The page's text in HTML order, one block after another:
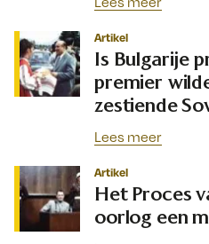
Artikel
Is Bulgarije
premier
zestiende
Lees meer
Artikel
Het Proces
oorlog een